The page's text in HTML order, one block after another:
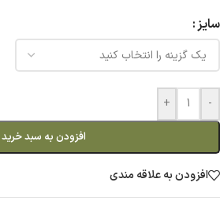
سایز
-
+
افزودن به سبد خرید
افزودن به علاقه مندی